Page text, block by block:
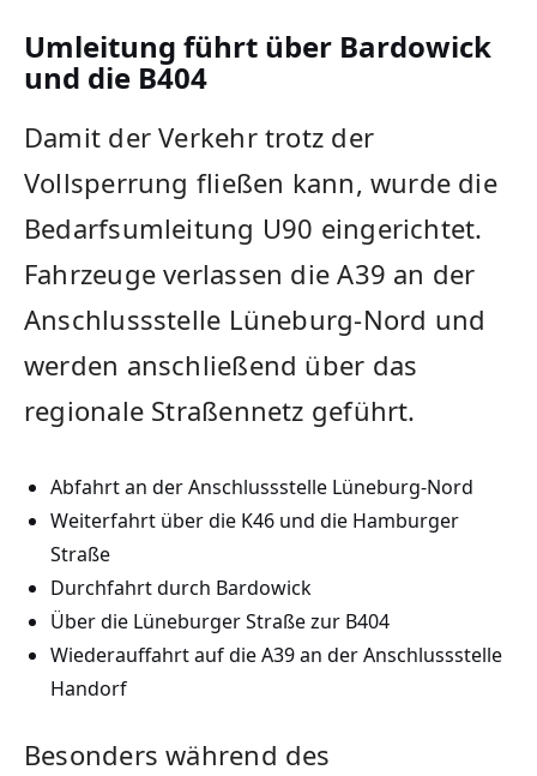
Umleitung führt über Bardowick
und die B404
Damit der Verkehr trotz der
Vollsperrung fließen kann, wurde die
Bedarfsumleitung U90 eingerichtet.
Fahrzeuge verlassen die A39 an der
Anschlussstelle Lüneburg-Nord und
werden anschließend über das
regionale Straßennetz geführt.
Abfahrt an der Anschlussstelle Lüneburg-Nord
Weiterfahrt über die K46 und die Hamburger
Straße
Durchfahrt durch Bardowick
Über die Lüneburger Straße zur B404
Wiederauffahrt auf die A39 an der Anschlussstelle
Handorf
Besonders während des